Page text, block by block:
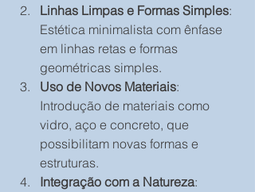
Linhas Limpas e Formas Simples:
Estética minimalista com ênfase
em linhas retas e formas
geométricas simples.
Uso de Novos Materiais:
Introdução de materiais como
vidro, aço e concreto, que
possibilitam novas formas e
estruturas.
Integração com a Natureza: